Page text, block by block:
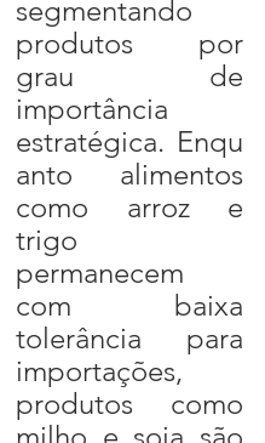
segmentando
produtos por
grau de
importância
estratégica. Enqu
anto alimentos
como arroz e
trigo
permanecem
com baixa
tolerância para
importações,
produtos como